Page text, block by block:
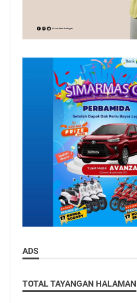
ADS
TOTAL TAYANGAN HALAMAN